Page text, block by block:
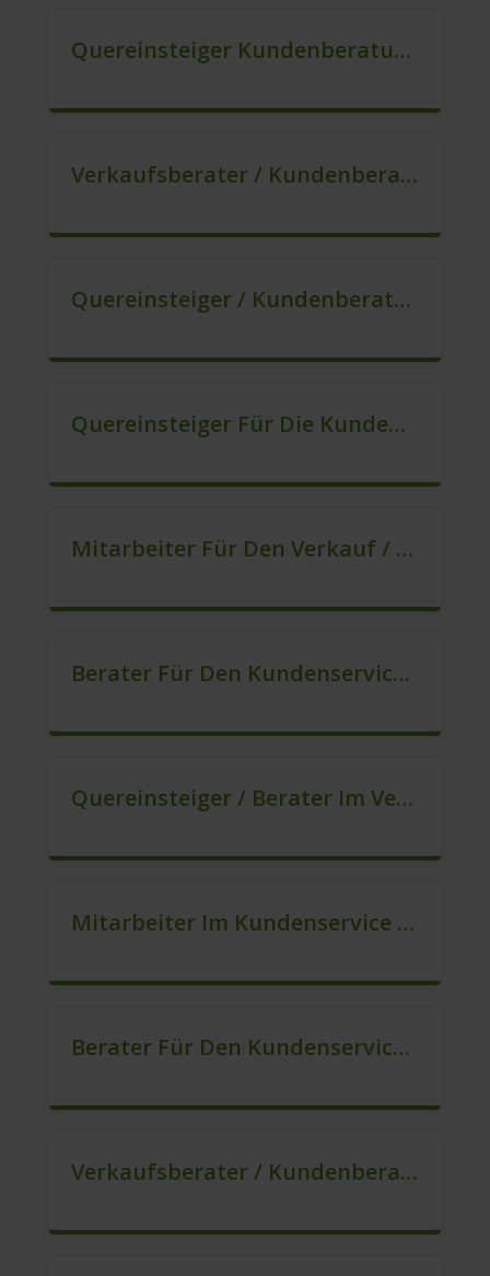
Quereinsteiger Kundenberatung (Außendienst) (m/w/d)
Verkaufsberater / Kundenberater, Auch Ohne Ausbildung Möglich (m/w/d)
Quereinsteiger / Kundenberatung (B2C) (m/w/d)
Quereinsteiger Für Die Kundenberatung (m/w/d)
Mitarbeiter Für Den Verkauf / Quereinsteiger (m/w/d)
Berater Für Den Kundenservice (m/w/d)
Quereinsteiger / Berater Im Vertrieb In VZ/TZ (m/w/d)
Mitarbeiter Im Kundenservice (Quereinstieg Möglich!) (m/w/d)
Berater Für Den Kundenservice / Beratung (m/w/d)
Verkaufsberater / Kundenberater, Auch Ohne Ausbildung Möglich (m/w/d)